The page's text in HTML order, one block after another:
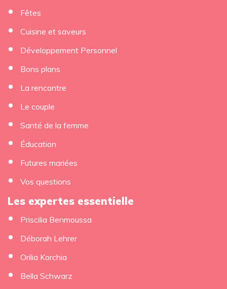
Fêtes
Cuisine et saveurs
Développement Personnel
Bons plans
La rencontre
Le couple
Santé de la femme
Éducation
Futures mariées
Vos questions
Les expertes essentielle
Priscilia Benmoussa
Déborah Lehrer
Orilia Korchia
Bella Schwarz